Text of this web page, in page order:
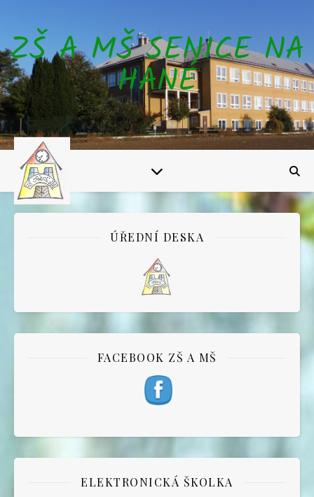
ZŠ A MŠ SENICE NA
HANÉ
ÚŘEDNÍ DESKA
FACEBOOK ZŠ A MŠ
ELEKTRONICKÁ ŠKOLKA